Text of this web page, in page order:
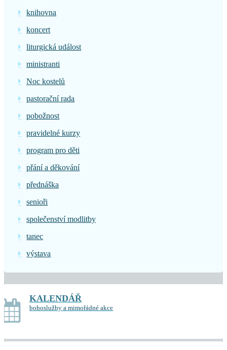
knihovna
koncert
liturgická událost
ministranti
Noc kostelů
pastorační rada
pobožnost
pravidelné kurzy
program pro děti
přání a děkování
přednáška
senioři
společenství modlitby
tanec
výstava
KALENDÁŘ
bohoslužby a mimořádné akce